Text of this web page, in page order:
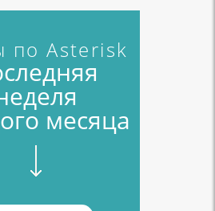
по Asterisk
месяца